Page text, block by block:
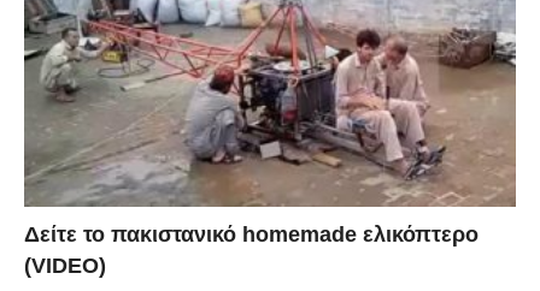
Δείτε το πακιστανικό homemade ελικόπτερο
(VIDEO)